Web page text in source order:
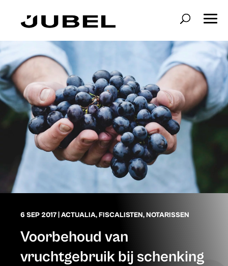
6 SEP 2017|ACTUALIA,FISCALISTEN,NOTARISSEN
Voorbehoud van
vruchtgebruik bij schenking